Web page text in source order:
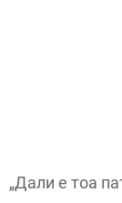
„Дали е тоа